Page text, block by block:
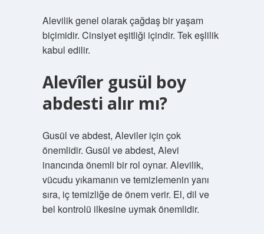
Alevilik genel olarak çağdaş bir yaşam
biçimidir. Cinsiyet eşitliği içindir. Tek eşlilik
kabul edilir.
Alevîler gusül boy
abdesti alır mı?
Gusül ve abdest, Aleviler için çok
önemlidir. Gusül ve abdest, Alevi
inancında önemli bir rol oynar. Alevilik,
vücudu yıkamanın ve temizlemenin yanı
sıra, iç temizliğe de önem verir. El, dil ve
bel kontrolü ilkesine uymak önemlidir.